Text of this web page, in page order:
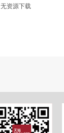
无资源下载